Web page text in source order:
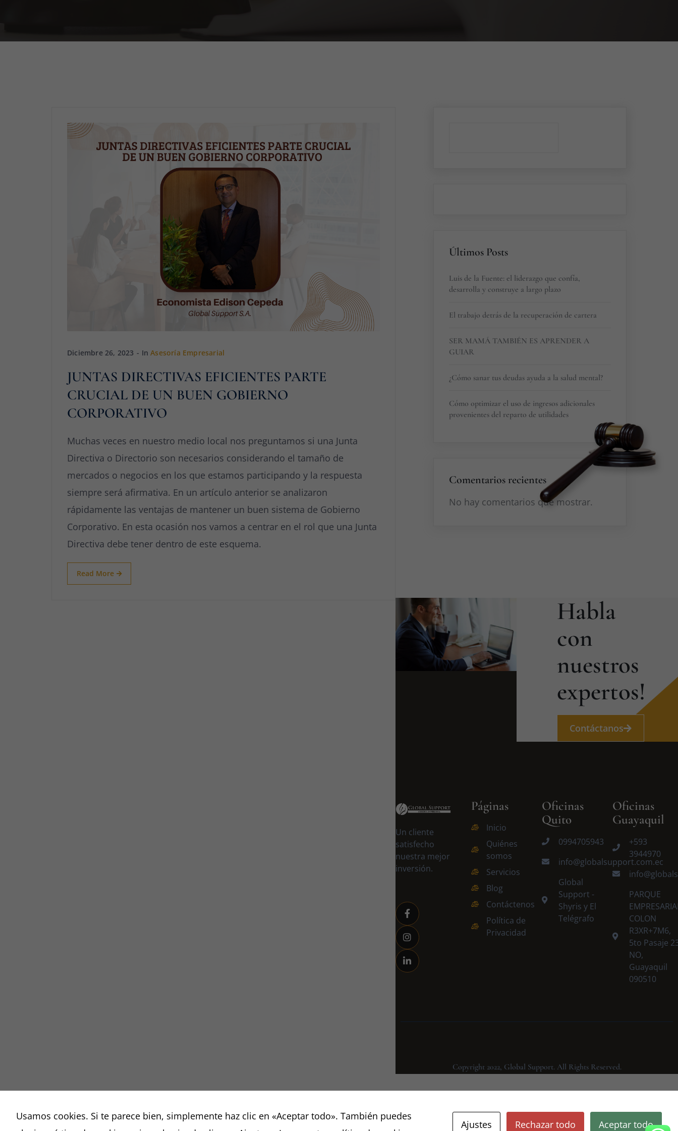
Diciembre 26, 2023 InAsesoría Empresarial
JUNTAS DIRECTIVAS EFICIENTES PARTE
CRUCIAL DE UN BUEN GOBIERNO
CORPORATIVO
Muchas veces en nuestro medio local nos preguntamos si una Junta
Directiva o Directorio son necesarios considerando el tamaño de
mercados o negocios en los que estamos participando y la respuesta
siempre será afirmativa. En un artículo anterior se analizaron
rápidamente las ventajas de mantener un buen sistema de Gobierno
Corporativo. En esta ocasión nos vamos a centrar en el rol que una Junta
Directiva debe tener dentro de este esquema.
Read More
Últimos Posts
Luis de la Fuente: el liderazgo que confía,
desarrolla y construye a largo plazo
El trabajo detrás de la recuperación de cartera
SER MAMÁ TAMBIÉN ES APRENDER A
GUIAR
¿Cómo sanar tus deudas ayuda a la salud mental?
Cómo optimizar el uso de ingresos adicionales
provenientes del reparto de utilidades
Comentarios recientes
No hay comentarios que mostrar.
Habla
con
nuestros
expertos!
Contáctanos
Un cliente
satisfecho
nuestra mejor
inversión.
Páginas
Inicio
Quiénes
somos
Servicios
Blog
Contáctenos
Política de
Privacidad
Oficinas
Quito
0994705943
info@globalsupport.com.ec
Global
Support -
Shyris y El
Telégrafo
Oficinas
Guayaquil
+593
3944970
PARQUE
COLON
R3XR+7M6,
5to Pasaje
NO,
Guayaquil
090510
Copyright 2022, Global Support. All Rights Reserved.
Usamos cookies. Si te parece bien, simplemente haz clic en «Aceptar todo». También puedes
Ajustes Rechazar todo Aceptar todo